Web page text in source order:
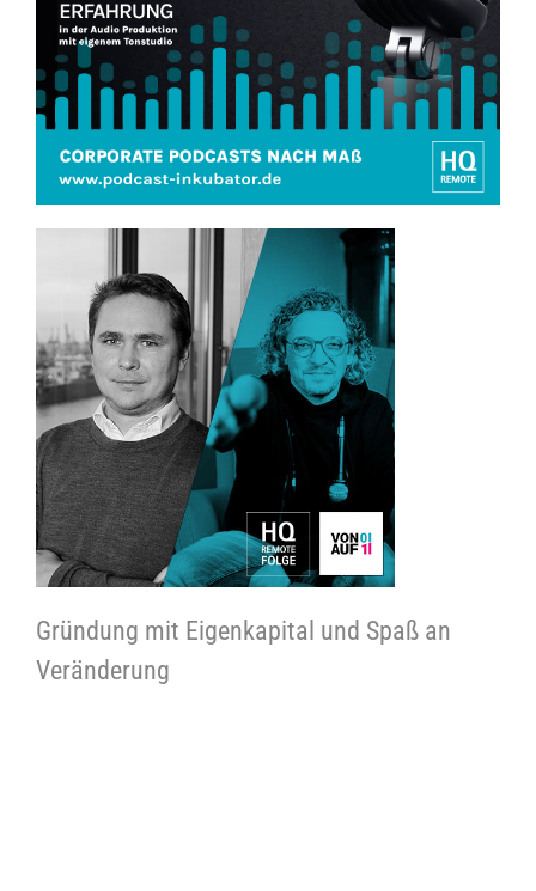
Gründung mit Eigenkapital und Spaß an
Veränderung